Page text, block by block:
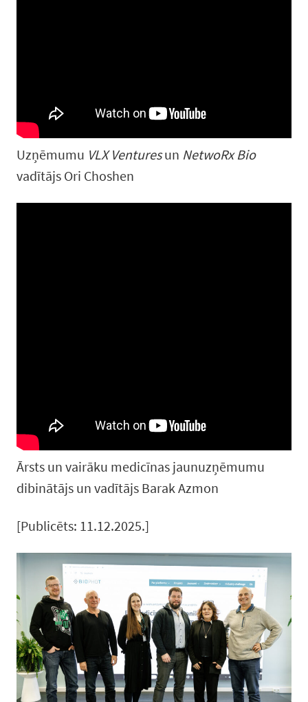
Uzņēmumu VLX Venturesun NetwoRx Bio
vadītājs Ori Choshen
Ārsts un vairāku medicīnas jaunuzņēmumu
dibinātājs un vadītājs Barak Azmon
[Publicēts: 11.12.2025.]